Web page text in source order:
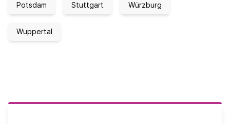
Potsdam Stuttgart Würzburg
Wuppertal